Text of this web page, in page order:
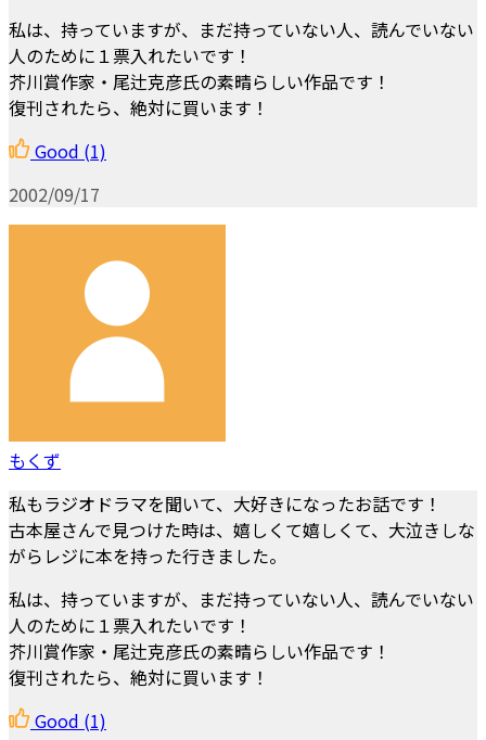
私は、持っていますが、まだ持っていない人、読んでいない
人のために１票入れたいです！
芥川賞作家・尾辻克彦氏の素晴らしい作品です！
復刊されたら、絶対に買います！
Good (1)
2002/09/17
もくず
私もラジオドラマを聞いて、大好きになったお話です！
古本屋さんで見つけた時は、嬉しくて嬉しくて、大泣きしな
がらレジに本を持った行きました。
私は、持っていますが、まだ持っていない人、読んでいない
人のために１票入れたいです！
芥川賞作家・尾辻克彦氏の素晴らしい作品です！
復刊されたら、絶対に買います！
Good (1)